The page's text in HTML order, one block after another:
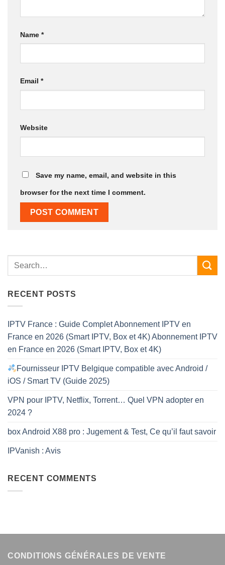
Name *
Email *
Website
Save my name, email, and website in this
browser for the next time I comment.
RECENT POSTS
IPTV France : Guide Complet Abonnement IPTV en
France en 2026 (Smart IPTV, Box et 4K) Abonnement IPTV
en France en 2026 (Smart IPTV, Box et 4K)
Fournisseur IPTV Belgique compatible avec Android /
iOS / Smart TV (Guide 2025)
VPN pour IPTV, Netflix, Torrent… Quel VPN adopter en
2024 ?
box Android X88 pro : Jugement & Test, Ce qu’il faut savoir
IPVanish : Avis
RECENT COMMENTS
CONDITIONS GÉNÉRALES DE VENTE